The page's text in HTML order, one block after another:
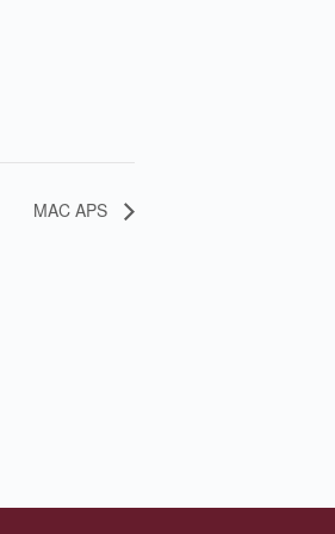
MAC APS